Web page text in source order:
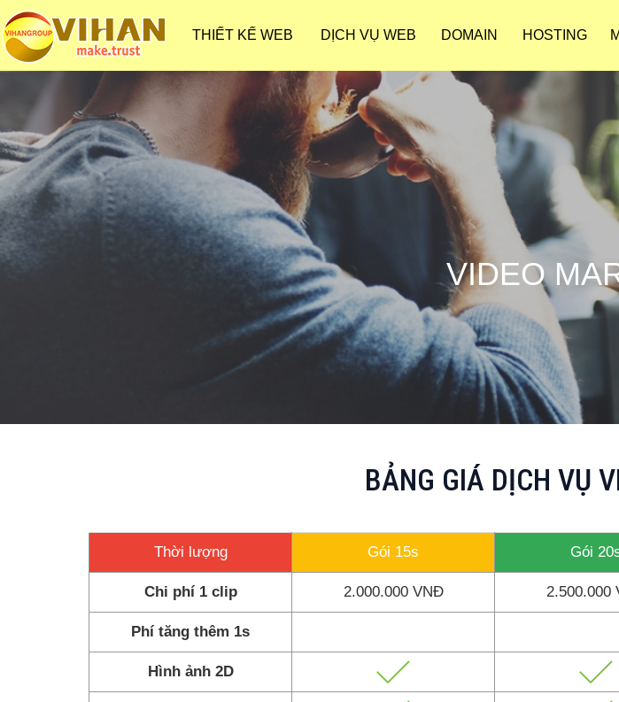
THIẾT KẾ WEB DỊCH VỤ WEB DOMAIN HOSTING
VIDEO
BẢNG GIÁ DỊCH VỤ
Thời lượng Gói 15s Gói
Chi phí 1 clip 2.000.000 VNĐ 2.500.000
Phí tăng thêm 1s
Hình ảnh 2D